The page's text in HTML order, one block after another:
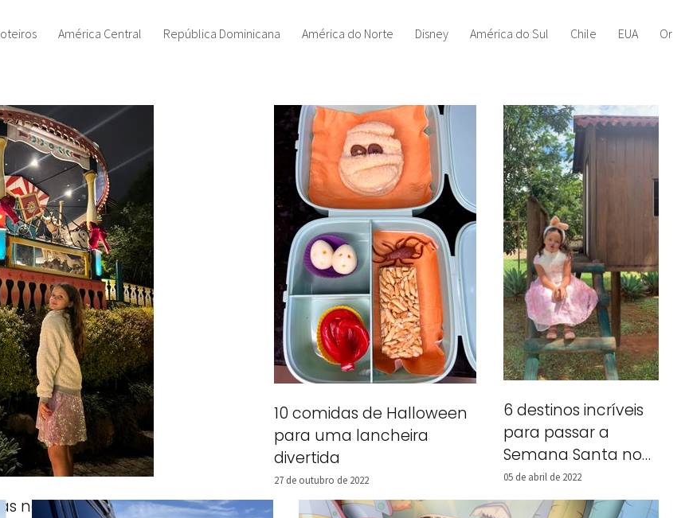
América Central República Dominicana América do Norte Disney América do Sul Chile EUA
no Natal Luz de Gramado
10 comidas de Halloween
para uma lancheira
divertida
27 de outubro de 2022
6 destinos incríveis
para passar a
Semana Santa no
Brasil
05 de abril de 2022